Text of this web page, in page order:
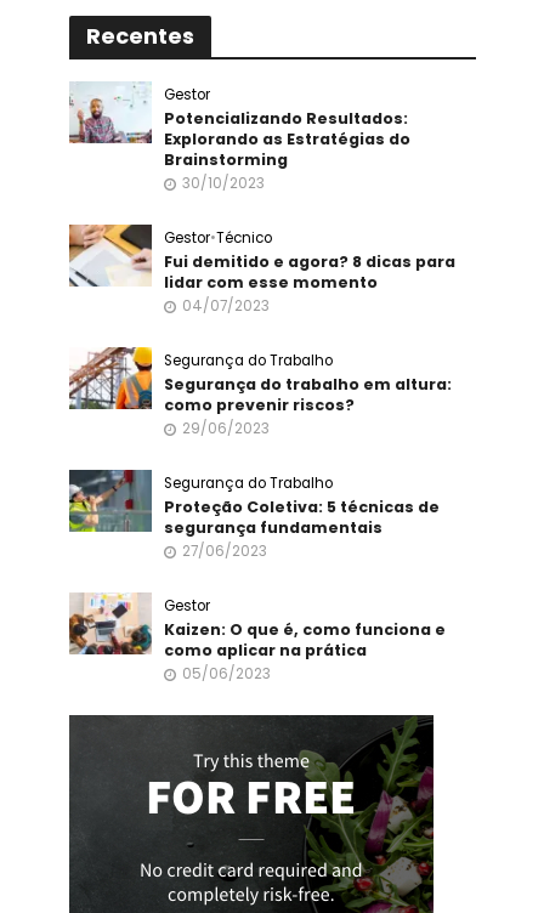
Recentes
Gestor
Potencializando Resultados:
Explorando as Estratégias do
Brainstorming
30/10/2023
Gestor•Técnico
Fui demitido e agora? 8 dicas para
lidar com esse momento
04/07/2023
Segurança do Trabalho
Segurança do trabalho em altura:
como prevenir riscos?
29/06/2023
Segurança do Trabalho
Proteção Coletiva: 5 técnicas de
segurança fundamentais
27/06/2023
Gestor
Kaizen: O que é, como funciona e
como aplicar na prática
05/06/2023